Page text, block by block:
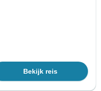
Bekijk reis